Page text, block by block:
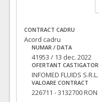
CONTRACT CADRU
Acord cadru
NUMAR / DATA
41953 / 13 dec. 2022
OFERTANT CASTIGATOR
INFOMED FLUIDS
VALOARE CONTRACT
226711 - 3132700 RON